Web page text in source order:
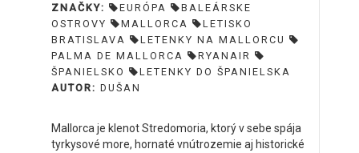
ZNAČKY:
EURÓPA
BALEÁRSKE
OSTROVY
MALLORCA
LETISKO
BRATISLAVA
LETENKY NA MALLORCU
PALMA DE MALLORCA
RYANAIR
ŠPANIELSKO
LETENKY DO ŠPANIELSKA
AUTOR: DUŠAN
Mallorca je klenot Stredomoria, ktorý v sebe spája
tyrkysové more, hornaté vnútrozemie aj historické